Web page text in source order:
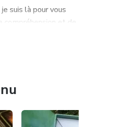
le 01 75 75 44
suis là pour vous
et de